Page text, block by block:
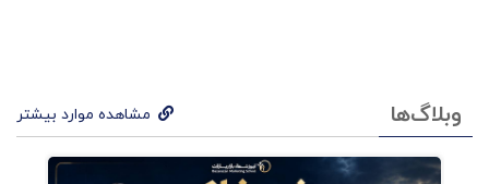
پنجم مي‌خوانيم. "انگيزه‌ها" نياز به "جوش دروني" و
"پالايش" دارند تا ژرفايي و غنا داشته باشند. ازاين‌رو،
وبلاگ‌ها مشاهده موارد بیشتر